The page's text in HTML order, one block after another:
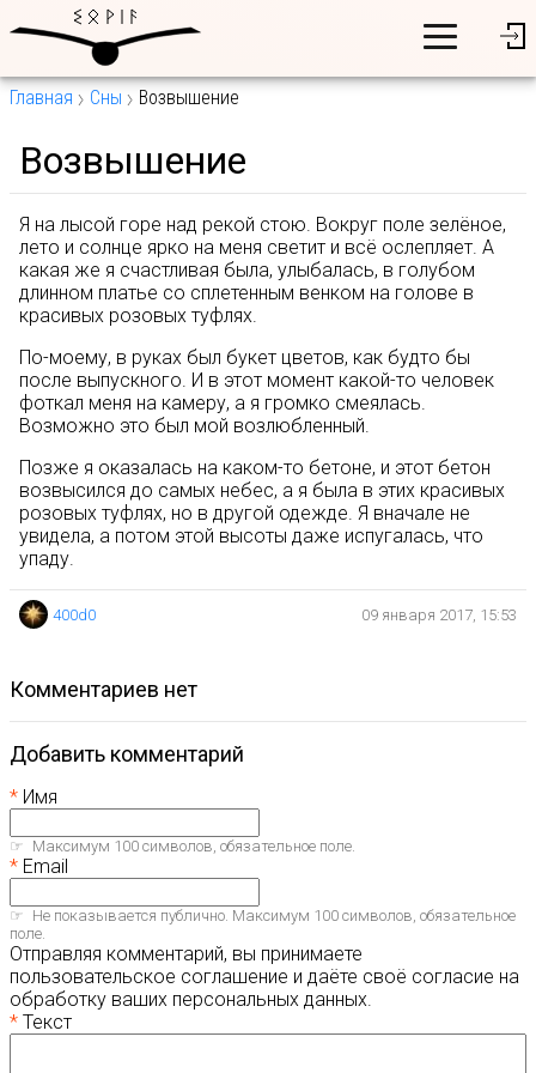
Главная Сны Возвышение
Возвышение
Я на лысой горе над рекой стою. Вокруг поле зелёное,
лето и солнце ярко на меня светит и всё ослепляет. А
какая же я счастливая была, улыбалась, в голубом
длинном платье со сплетенным венком на голове в
красивых розовых туфлях.
По-моему, в руках был букет цветов, как будто бы
после выпускного. И в этот момент какой-то человек
фоткал меня на камеру, а я громко смеялась.
Возможно это был мой возлюбленный.
Позже я оказалась на каком-то бетоне, и этот бетон
возвысился до самых небес, а я была в этих красивых
розовых туфлях, но в другой одежде. Я вначале не
увидела, а потом этой высоты даже испугалась, что
упаду.
400d0 09 января 2017, 15:53
комментариев нет
Добавить комментарий
Имя
Максимум 100 символов, обязательное поле.
Email
Не показывается публично. Максимум 100 символов, обязательное
поле.
Отправляя комментарий, вы принимаете
пользовательское соглашение и даёте своё согласие на
обработку ваших персональных данных.
Текст